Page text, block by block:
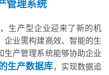
管理系统
生产型企业迎来了新的机
企业需构建高效、智能的生
生产管理系统能够协助企业
生产数据库，实现数据追